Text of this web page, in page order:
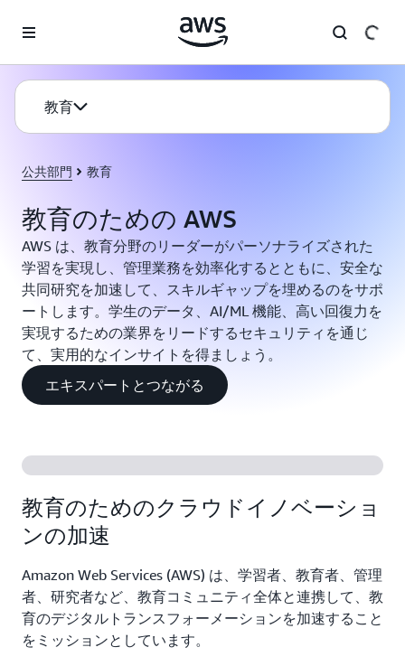
教育
公共部門 教育
教育のための AWS
AWS は、教育分野のリーダーがパーソナライズされた
学習を実現し、管理業務を効率化するとともに、安全な
共同研究を加速して、スキルギャップを埋めるのをサポ
ートします。学生のデータ、AI/ML 機能、高い回復力を
実現するための業界をリードするセキュリティを通じ
て、実用的なインサイトを得ましょう。
エキスパートとつながる
教育のためのクラウドイノベーショ
ンの加速
Amazon Web Services (AWS) は、学習者、教育者、管理
者、研究者など、教育コミュニティ全体と連携して、教
育のデジタルトランスフォーメーションを加速すること
をミッションとしています。